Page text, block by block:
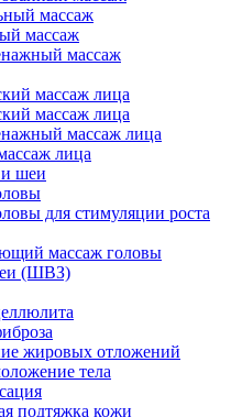
массаж
массаж
массаж
массаж лица
массаж лица
массаж лица
лица
шеи
для стимуляции роста
массаж головы
(ШВЗ)
жировых отложений
тела
подтяжка кожи